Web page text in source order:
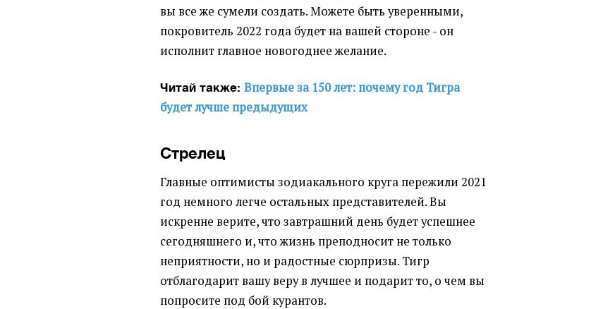
вы все же сумели создать. Можете быть уверенными,
покровитель 2022 года будет на вашей стороне - он
исполнит главное новогоднее желание.
Читай также:Впервые за 150 лет: почему год Тигра
будет лучше предыдущих
Стрелец
Главные оптимисты зодиакального круга пережили 2021
год немного легче остальных представителей. Вы
искренне верите, что завтрашний день будет успешнее
сегодняшнего и, что жизнь преподносит не только
неприятности, но и радостные сюрпризы. Тигр
отблагодарит вашу веру в лучшее и подарит то, о чем вы
попросите под бой курантов.